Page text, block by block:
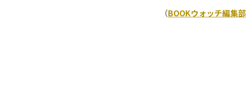
（BOOKウォッチ編集部